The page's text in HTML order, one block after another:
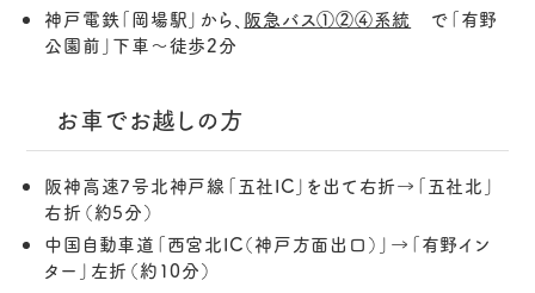
神戸電鉄「岡場駅」から、 阪急バス①②④系統
で「有野
公園前」下車～徒歩2分
お車でお越しの方
阪神高速7号北神戸線「五社IC」を出て右折→「五社北」
右折（約5分）
中国自動車道「西宮北IC（神戸方面出口）」→「有野イン
ター」左折（約10分）